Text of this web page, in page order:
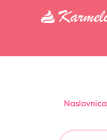
Naslovnica